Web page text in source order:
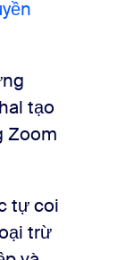
tạo
Zoom
tự coi
trừ